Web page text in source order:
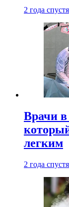
2 года спустя
Врачи
легким
2 года спустя